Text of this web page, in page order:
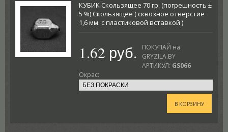
КУБИК Скользящее 70 гр. (погрешность ±
5 %) Скользящее ( сквозное отверстие
1,6 мм. с пластиковой вставкой )
1.62 руб.
ПОКУПАЙ на
GRYZILA.BY
АРТИКУЛ: GS066
Окрас:
В КОРЗИНУ